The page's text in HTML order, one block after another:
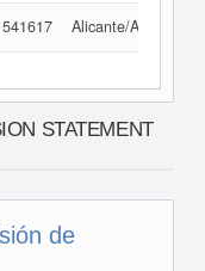
541617 Alicante/Alacant
STATEMENT
de